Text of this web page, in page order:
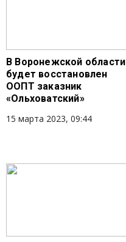
В Воронежской области
будет восстановлен
ООПТ заказник
«Ольховатский»
15 марта 2023, 09:44